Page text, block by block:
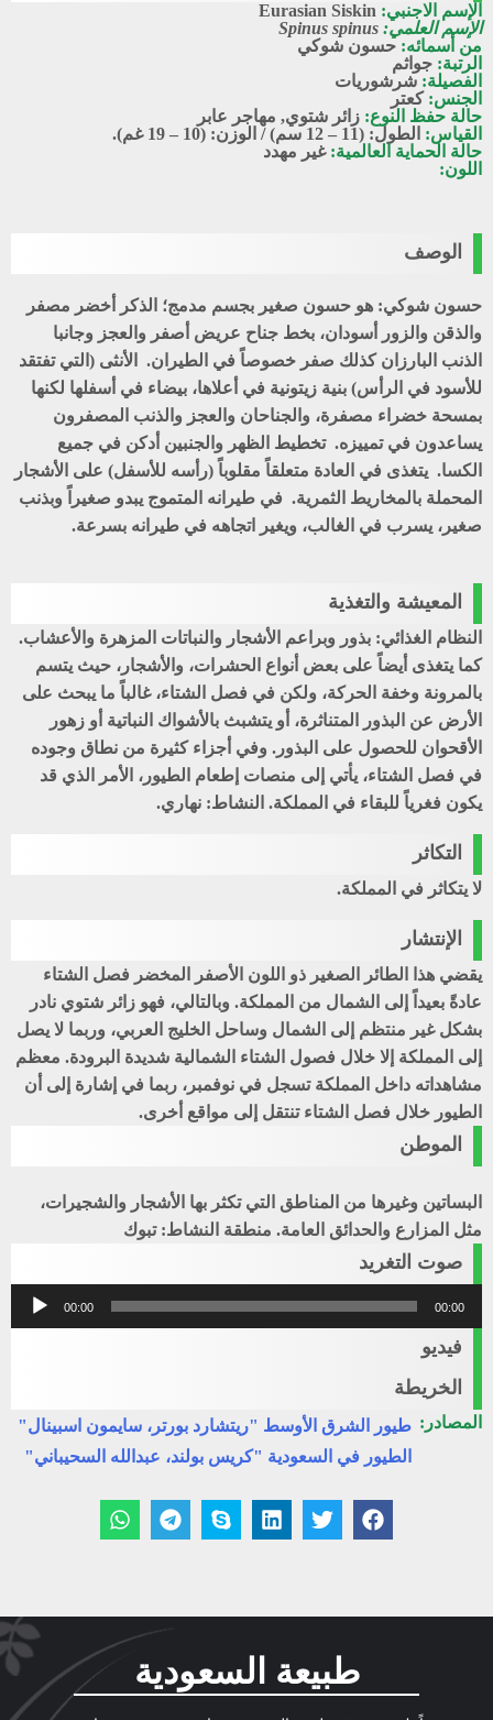
الإسم الاجنبي: Eurasian Siskin
الإسم العلمي: Spinus spinus
من أسمائه: حسون شوكي
الرتبة: جواثم
الفصيلة: شرشوريات
الجنس:كعتر
حالة حفظ النوع: زائر شتوي, مهاجر عابر
القياس: الطول: (11 – 12 سم) / الوزن: (10 – 19 غم).
حالة الحماية العالمية:غير مهدد
اللون:
الوصف
حسون شوكي: هو حسون صغير بجسم مدمج؛ الذكر أخضر مصفر
والذقن والزور أسودان، بخط جناح عريض أصفر والعجز وجانبا
الذنب البارزان كذلك صفر خصوصاً في الطيران. الأنثى (التي تفتقد
للأسود في الرأس) بنية زيتونية في أعلاها، بيضاء في أسفلها لكنها
بمسحة خضراء مصفرة، والجناحان والعجز والذنب المصفرون
يساعدون في تمييزه. تخطيط الظهر والجنبين أدكن في جميع
الكسا. يتغذى في العادة متعلقاً مقلوباً (رأسه للأسفل) على الأشجار
المحملة بالمخاريط الثمرية. في طيرانه المتموج يبدو صغيراً وبذنب
صغير، يسرب في الغالب، ويغير اتجاهه في طيرانه بسرعة.
المعيشة والتغذية
النظام الغذائي: بذور وبراعم الأشجار والنباتات المزهرة والأعشاب.
كما يتغذى أيضاً على بعض أنواع الحشرات، والأشجار، حيث يتسم
بالمرونة وخفة الحركة، ولكن في فصل الشتاء، غالباً ما يبحث على
الأرض عن البذور المتناثرة، أو يتشبث بالأشواك النباتية أو زهور
الأقحوان للحصول على البذور. وفي أجزاء كثيرة من نطاق وجوده
في فصل الشتاء، يأتي إلى منصات إطعام الطيور، الأمر الذي قد
يكون فغرياً للبقاء في المملكة. النشاط: نهاري.
التكاثر
لا يتكاثر في المملكة.
الإنتشار
يقضي هذا الطائر الصغير ذو اللون الأصفر المخضر فصل الشتاء
عادةً بعيداً إلى الشمال من المملكة. وبالتالي، فهو زائر شتوي نادر
بشكل غير منتظم إلى الشمال وساحل الخليج العربي، وربما لا يصل
إلى المملكة إلا خلال فصول الشتاء الشمالية شديدة البرودة. معظم
مشاهداته داخل المملكة تسجل في نوفمبر، ربما في إشارة إلى أن
الطيور خلال فصل الشتاء تنتقل إلى مواقع أخرى.
الموطن
البساتين وغيرها من المناطق التي تكثر بها الأشجار والشجيرات،
مثل المزارع والحدائق العامة. منطقة النشاط: تبوك
صوت التغريد
مشغل
الصوت
00:00 00:00
فيديو
الخريطة
المصادر: طيور الشرق الأوسط "ريتشارد بورتر، سايمون اسبينال"
الطيور في السعودية "كريس بولند، عبدالله السحيباني"
طبيعة السعودية